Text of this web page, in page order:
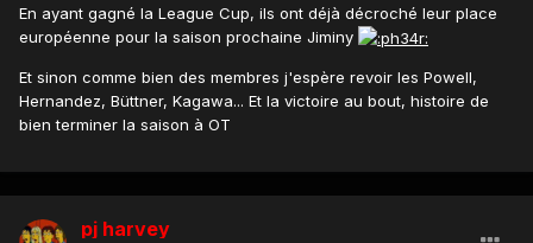
En ayant gagné la League Cup, ils ont déjà décroché leur place
européenne pour la saison prochaine Jiminy
Et sinon comme bien des membres j'espère revoir les Powell,
Hernandez, Büttner, Kagawa... Et la victoire au bout, histoire de
bien terminer la saison à OT
pj harvey